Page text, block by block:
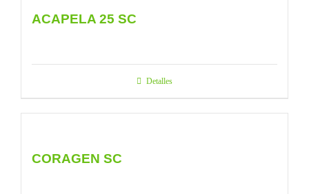
ACAPELA 25 SC
Detalles
CORAGEN SC